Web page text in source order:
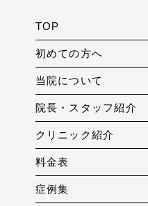
TOP
初めての方へ
当院について
院長・スタッフ紹介
クリニック紹介
料金表
症例集